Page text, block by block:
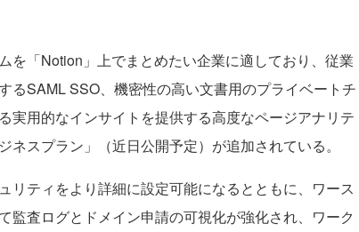
を「Notion」上でまとめたい企業に適しており、従業
るSAML SSO、機密性の高い文書用のプライベートチ
実用的なインサイトを提供する高度なページアナリテ
ネスプラン」（近日公開予定）が追加されている。
リティをより詳細に設定可能になるとともに、ワース
監査ログとドメイン申請の可視化が強化され、ワーク